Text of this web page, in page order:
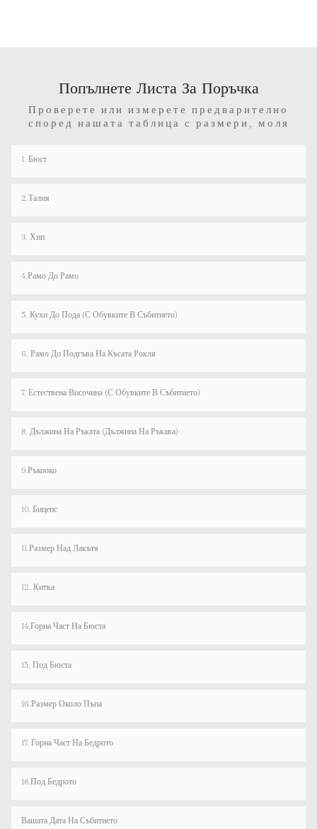
Попълнете Листа За Поръчка
Проверете или измерете предварително
според нашата таблица с размери, моля
1. Бюст
2.Талия
3. Хип
4.рамо До Рамо
5. Кухи До Пода (с Обувките В Събитието)
6. Рамо До Подгъва На Късата Рокля
7. Естествена Височина (с Обувките В Събитието)
8. Дължина На Ръката (дължина На Ръкава)
9.Ръкооко
10. Бицепс
11.Размер Над Лакътя
12. Китка
14.Горна Част На Бюста
15. Под Бюста
16.Размер Около Пъпа
17. Горна Част На Бедрото
18.Под Бедрото
Вашата Дата На Събитието